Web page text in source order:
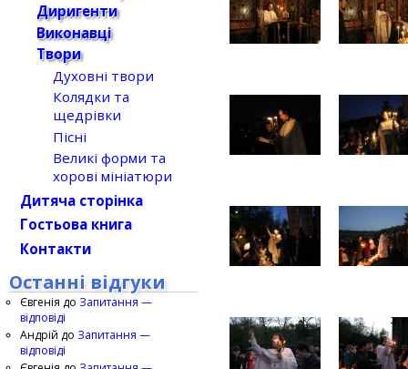
Диригенти
Виконавці
Твори
Духовні твори
Колядки та
щедрівки
Пісні
Великі форми та
хорові мініатюри
Дитяча сторінка
Гостьова книга
Контакти
Останні відгуки
Євгенія до Запитання —
відповіді
Андрій до Запитання —
відповіді